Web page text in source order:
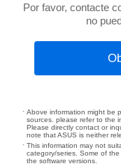
Por favor, contacte
no
Above information might be
sources. please refer to the
Please directly contact or
note that ASUS is neither
This information may not
category/series. Some of
the software versions.